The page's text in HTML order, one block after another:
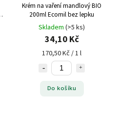
Krém na vaření mandlový BIO
200ml Ecomil bez lepku
Skladem (>5 ks)
34,10 Kč
170,50 Kč / 1 l
Do košíku